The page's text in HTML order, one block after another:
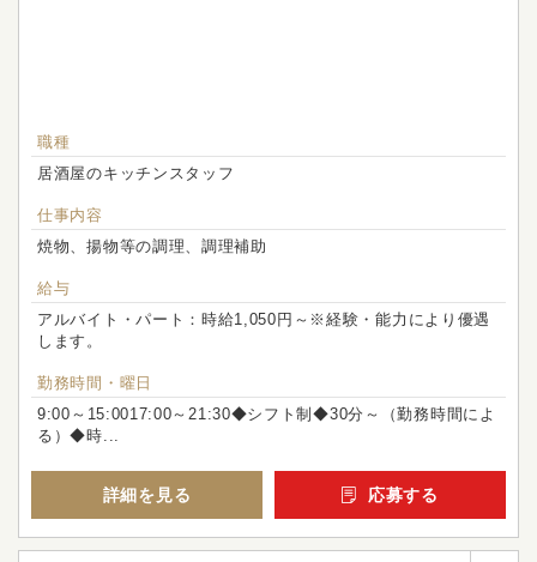
職種
居酒屋のキッチンスタッフ
仕事内容
焼物、揚物等の調理、調理補助
給与
アルバイト・パート：時給1,050円～※経験・能力により優遇
します。
勤務時間・曜日
9:00～15:0017:00～21:30◆シフト制◆30分～（勤務時間によ
る）◆時...
詳細を見る 応募する